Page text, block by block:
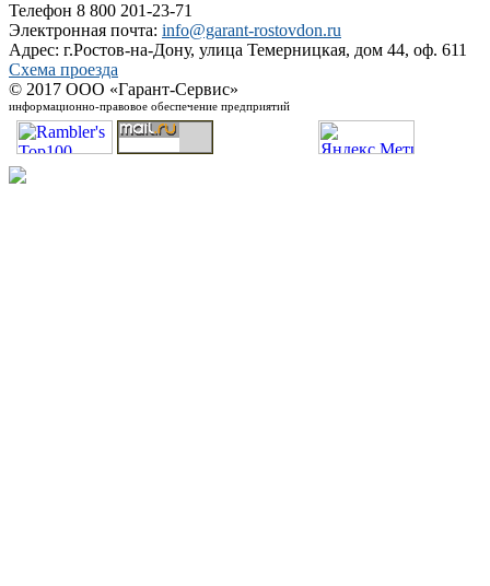
Телефон 8 800 201-23-71
Электронная почта: info@garant-rostovdon.ru
Адрес: г.Ростов-на-Дону, улица Темерницкая, дом 44, оф. 611
Схема проезда
© 2017 ООО «Гарант-Сервис»
информационно-правовое обеспечение предприятий